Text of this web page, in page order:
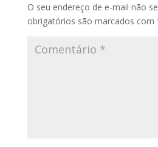
O seu endereço de e-mail não
obrigatórios são marcados com